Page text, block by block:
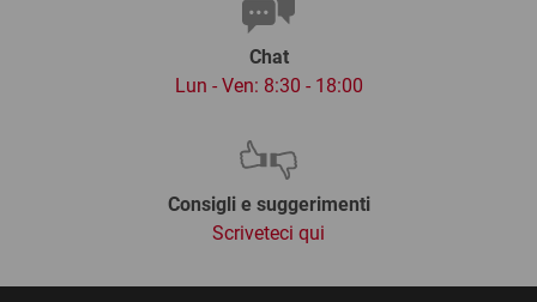
Chat
Lun - Ven: 8:30 - 18:00
Consigli e suggerimenti
Scriveteci qui